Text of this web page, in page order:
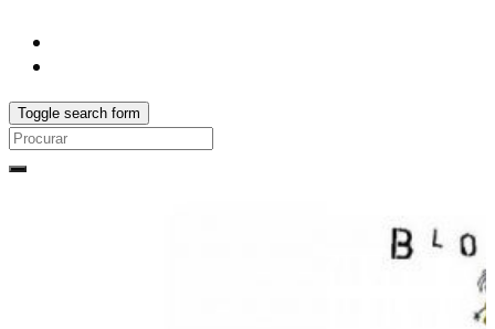
Toggle search form
Search